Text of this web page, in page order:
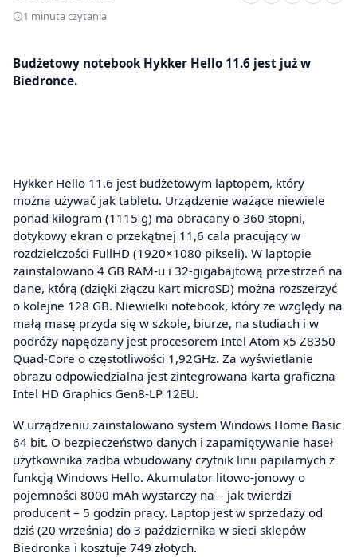
1 minuta czytania
Budżetowy notebook Hykker Hello 11.6 jest już w
Biedronce.
Hykker Hello 11.6 jest budżetowym laptopem, który
można używać jak tabletu. Urządzenie ważące niewiele
ponad kilogram (1115 g) ma obracany o 360 stopni,
dotykowy ekran o przekątnej 11,6 cala pracujący w
rozdzielczości FullHD (1920×1080 pikseli). W laptopie
zainstalowano 4 GB RAM-u i 32-gigabajtową przestrzeń na
dane, którą (dzięki złączu kart microSD) można rozszerzyć
o kolejne 128 GB. Niewielki notebook, który ze względy na
małą masę przyda się w szkole, biurze, na studiach i w
podróży napędzany jest procesorem Intel Atom x5 Z8350
Quad-Core o częstotliwości 1,92GHz. Za wyświetlanie
obrazu odpowiedzialna jest zintegrowana karta graficzna
Intel HD Graphics Gen8-LP 12EU.
W urządzeniu zainstalowano system Windows Home Basic
64 bit. O bezpieczeństwo danych i zapamiętywanie haseł
użytkownika zadba wbudowany czytnik linii papilarnych z
funkcją Windows Hello. Akumulator litowo-jonowy o
pojemności 8000 mAh wystarczy na – jak twierdzi
producent – 5 godzin pracy. Laptop jest w sprzedaży od
dziś (20 września) do 3 października w sieci sklepów
Biedronka i kosztuje 749 złotych.